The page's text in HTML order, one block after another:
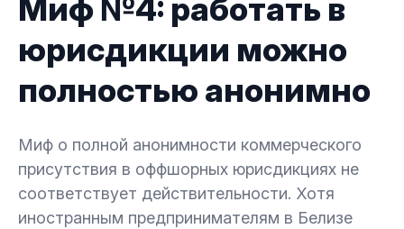
Миф №4: работать в
юрисдикции можно
полностью анонимно
Миф о полной анонимности коммерческого
присутствия в оффшорных юрисдикциях не
соответствует действительности. Хотя
иностранным предпринимателям в Белизе